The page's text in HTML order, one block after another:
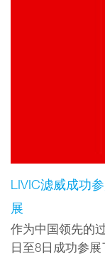
LIVIC滤威成功
展
作为中国领先的
日至8日成功参